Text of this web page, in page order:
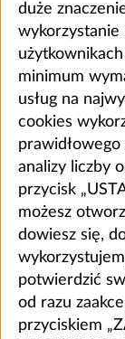
duże
minimum
usług na
cookies
prawidłowego
analizy liczby
przycisk
możesz
dowiesz się,
potwierdzić
od razu
przyciskiem